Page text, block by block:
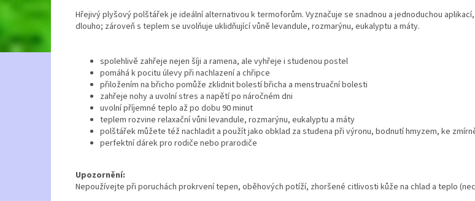
Hřejivý plyšový polštářek je ideální alternativou k termoforům. Vyznačuje se snadnou a jednoduchou
dlouho; zároveň s teplem se uvolňuje uklidňující vůně levandule, rozmarýnu, eukalyptu a máty.
spolehlivě zahřeje nejen šíji a ramena, ale vyhřeje i studenou postel
pomáhá k pocitu úlevy při nachlazení a chřipce
přiložením na břicho pomůže zklidnit bolestí břicha a menstruační bolesti
zahřeje nohy a uvolní stres a napětí po náročném dni
uvolní příjemné teplo až po dobu 90 minut
teplem rozvine relaxační vůni levandule, rozmarýnu, eukalyptu a máty
polštářek můžete též nachladit a použít jako obklad za studena při výronu, bodnutí hmyzem, ke
perfektní dárek pro rodiče nebo prarodiče
Upozornění:
Nepoužívejte při poruchách prokrvení tepen, oběhových potíží, zhoršené citlivosti kůže na chlad a teplo